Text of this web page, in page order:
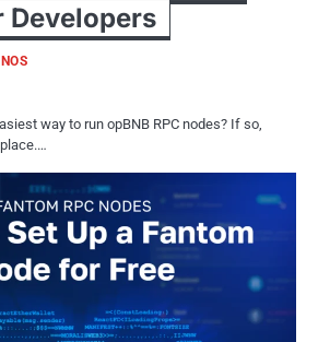
Developers
way to run opBNB RPC nodes? If so,